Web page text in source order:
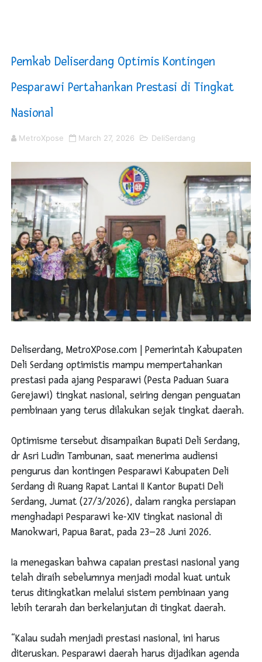
SUCP 2026 : Sinergi Global dan Standar Prestisius di
Jelang HUT RI ke 81Turnamen Olah Anak Muda Kota
Bobby Nasution Fokus Infrastruktur Daerah saat
Pemkab Deliserdang Optimis Kontingen
Pesparawi Pertahankan Prestasi di Tingkat
Nasional
MetroXpose March 27, 2026 DeliSerdang
Deliserdang, MetroXPose.com | Pemerintah Kabupaten
Deli Serdang optimistis mampu mempertahankan
prestasi pada ajang Pesparawi (Pesta Paduan Suara
Gerejawi) tingkat nasional, seiring dengan penguatan
pembinaan yang terus dilakukan sejak tingkat daerah.
Optimisme tersebut disampaikan Bupati Deli Serdang,
dr Asri Ludin Tambunan, saat menerima audiensi
pengurus dan kontingen Pesparawi Kabupaten Deli
Serdang di Ruang Rapat Lantai II Kantor Bupati Deli
Serdang, Jumat (27/3/2026), dalam rangka persiapan
menghadapi Pesparawi ke-XIV tingkat nasional di
Manokwari, Papua Barat, pada 23–28 Juni 2026.
Ia menegaskan bahwa capaian prestasi nasional yang
telah diraih sebelumnya menjadi modal kuat untuk
terus ditingkatkan melalui sistem pembinaan yang
lebih terarah dan berkelanjutan di tingkat daerah.
“Kalau sudah menjadi prestasi nasional, ini harus
diteruskan. Pesparawi daerah harus dijadikan agenda